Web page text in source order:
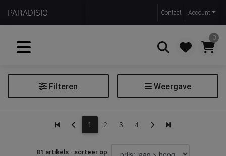
PARADISIO Contact Account
0
Zoeken
Filteren Weergave
1 2 3 4
81 artikels - sorteer op